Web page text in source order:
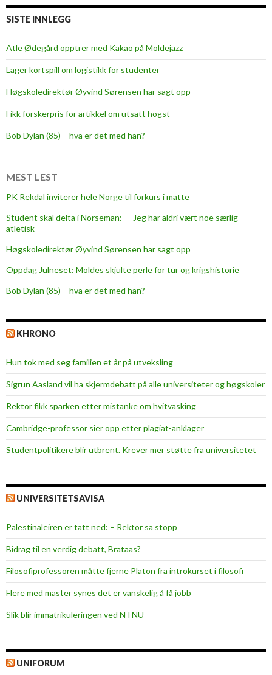
k
k
–
o
g
i
s
r
n
g
n
v
e
r
d
e
n
SISTE INNLEGG
Atle Ødegård opptrer med Kakao på Moldejazz
Lager kortspill om logistikk for studenter
Høgskoledirektør Øyvind Sørensen har sagt opp
Fikk forskerpris for artikkel om utsatt hogst
Bob Dylan (85) – hva er det med han?
MEST LEST
PK Rekdal inviterer hele Norge til forkurs i matte
Student skal delta i Norseman: — Jeg har aldri vært noe særlig
atletisk
Høgskoledirektør Øyvind Sørensen har sagt opp
Oppdag Julneset: Moldes skjulte perle for tur og krigshistorie
Bob Dylan (85) – hva er det med han?
KHRONO
Hun tok med seg familien et år på utveksling
Sigrun Aasland vil ha skjerm­debatt på alle universiteter og høgskoler
Rektor fikk sparken etter mistanke om hvitvasking
Cambridge-professor sier opp etter plagiat-anklager
Studentpolitikere blir utbrent. Krever mer støtte fra universitetet
UNIVERSITETSAVISA
Palestinaleiren er tatt ned: – Rektor sa stopp
Bidrag til en verdig debatt, Brataas?
Filosofiprofessoren måtte fjerne Platon fra introkurset i filosofi
Flere med master synes det er vanskelig å få jobb
Slik blir immatrikuleringen ved NTNU
UNIFORUM